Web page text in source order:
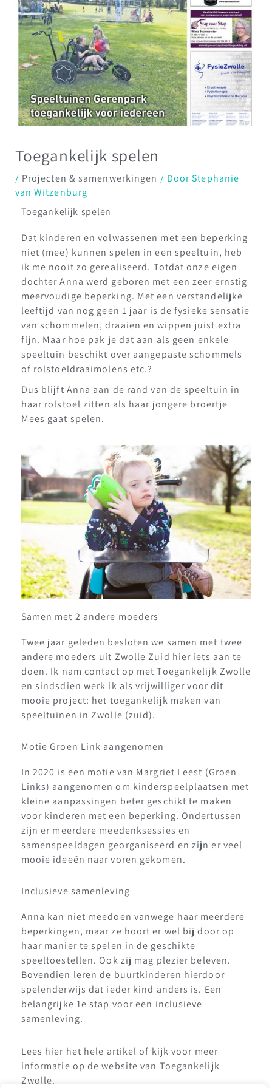
Toegankelijk spelen
/ Projecten & samenwerkingen / DoorStephanie
van Witzenburg
Toegankelijk spelen
Dat kinderen en volwassenen met een beperking
niet (mee) kunnen spelen in een speeltuin, heb
ik me nooit zo gerealiseerd. Totdat onze eigen
dochter Anna werd geboren met een zeer ernstig
meervoudige beperking. Met een verstandelijke
leeftijd van nog geen 1 jaar is de fysieke sensatie
van schommelen, draaien en wippen juist extra
fijn. Maar hoe pak je dat aan als geen enkele
speeltuin beschikt over aangepaste schommels
of rolstoeldraaimolens etc.?
Dus blijft Anna aan de rand van de speeltuin in
haar rolstoel zitten als haar jongere broertje
Mees gaat spelen.
Samen met 2 andere moeders
Twee jaar geleden besloten we samen met twee
andere moeders uit Zwolle Zuid hier iets aan te
doen. Ik nam contact op met Toegankelijk Zwolle
en sindsdien werk ik als vrijwilliger voor dit
mooie project: het toegankelijk maken van
speeltuinen in Zwolle (zuid).
Motie Groen Link aangenomen
In 2020 is een motie van Margriet Leest (Groen
Links) aangenomen om kinderspeelplaatsen met
kleine aanpassingen beter geschikt te maken
voor kinderen met een beperking. Ondertussen
zijn er meerdere meedenksessies en
samenspeeldagen georganiseerd en zijn er veel
mooie ideeën naar voren gekomen.
Inclusieve samenleving
Anna kan niet meedoen vanwege haar meerdere
beperkingen, maar ze hoort er wel bij door op
haar manier te spelen in de geschikte
speeltoestellen. Ook zij mag plezier beleven.
Bovendien leren de buurtkinderen hierdoor
spelenderwijs dat ieder kind anders is. Een
belangrijke 1e stap voor een inclusieve
samenleving.
Lees hier het hele artikel of kijk voor meer
informatie op de website van Toegankelijk
Zwolle.